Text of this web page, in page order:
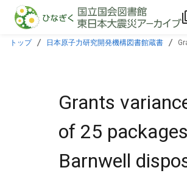
本文に飛ぶ
トップ 日本原子力研究開発機構図書館蔵書
Grants
of 25
Barnwell